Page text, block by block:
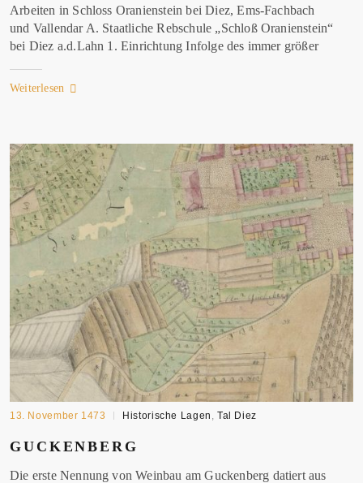
Arbeiten in Schloss Oranienstein bei Diez, Ems-Fachbach
und Vallendar A. Staatliche Rebschule „Schloß Oranienstein“
bei Diez a.d.Lahn 1. Einrichtung Infolge des immer größer
Weiterlesen
13. November 1473 Historische Lagen , Tal Diez
GUCKENBERG
Die erste Nennung von Weinbau am Guckenberg datiert aus